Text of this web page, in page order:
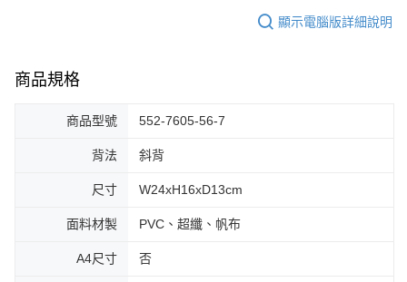
顯示電腦版詳細說明
商品規格
商品型號 552-7605-56-7
背法 斜背
尺寸 W24xH16xD13cm
面料材製 PVC、超纖、帆布
A4尺寸 否